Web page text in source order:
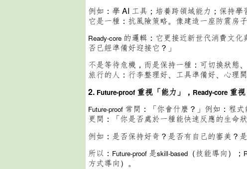
例如：學 AI 工具；培養跨領域能力；保持學
它是一種：抗風險策略。像建造一座防震房子
Ready-core 的邏輯：它更接近新世代消費文
否已經準備好迎接它？」
不是等待危機，而是保持一種：可切換狀態
旅行的人：行李整理好、工具準備好、心理開
2. Future-proof重視「能力」， Ready-core 重視
Future-proof 常問：「你會什麼？」例如：程式
更問：「你是否處於一種能快速反應的生命狀
例如：是否保持好奇？是否有自己的審美？
所以： Future-proof 是skill-based （技能導向）；
方式導向）。